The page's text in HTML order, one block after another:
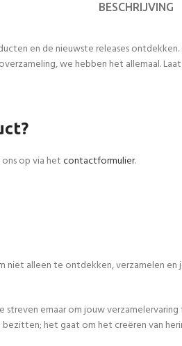
BESCHRIJVING
en de nieuwste releases
we hebben het allemaal.
op via hetcontactformulier.
alleen te ontdekken, verzamelen
ernaar om jouw
het gaat om het creëren van